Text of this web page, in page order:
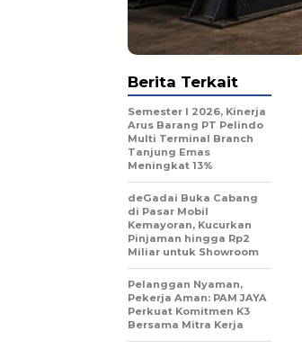
Berita Terkait
Semester I 2026, Kinerja
Arus Barang PT Pelindo
Multi Terminal Branch
Tanjung Emas
Meningkat 13%
deGadai Buka Cabang
di Pasar Mobil
Kemayoran, Kucurkan
Pinjaman hingga Rp2
Miliar untuk Showroom
Pelanggan Nyaman,
Pekerja Aman: PAM JAYA
Perkuat Komitmen K3
Bersama Mitra Kerja